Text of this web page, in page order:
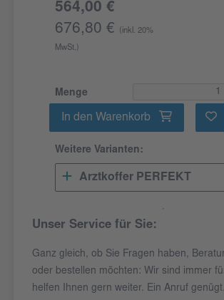
564,00 €
676,80 €
(inkl. 20%
MwSt.)
Menge
In den Warenkorb
Weitere Varianten:
Arztkoffer PERFEKT
Unser Service für Sie:
Ganz gleich, ob Sie Fragen haben,
oder bestellen möchten: Wir sind immer
helfen Ihnen gern weiter. Ein Anruf genügt.